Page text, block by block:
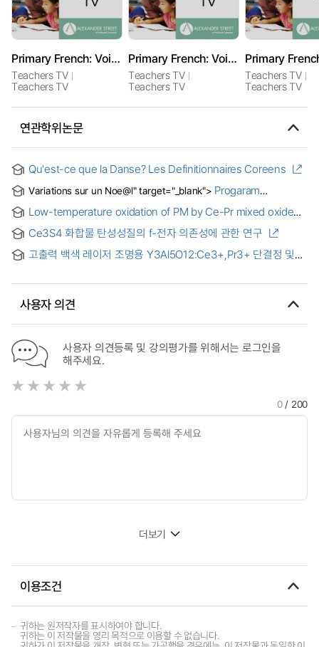
Primary French: Voici mon Ã©cole
Teachers TV
Teachers TV
Primary French: Voici ma ville
Teachers TV
Teachers TV
Teachers TV
Teachers TV
연관학위논문
Qu'est-ce que la Danse? Les Definitionnaires Coreens
Variations sur un Noe@l" target="_blank"> Progaram
and Fugue in F major, BWV540, F. Liszt Fantasie und Fuge
u@ber den Choral "Ad nos, salutarem undam", M. Dupre>
Variations sur un Noe@l
Low-temperature oxidation of PM by Ce-Pr mixed oxide
catalyst with fibrous morphology
Ce3S4 화합물 탄성성질의 f-전자 의존성에 관한 연구
고출력 백색 레이저 조명용 Y3Al5O12:Ce3+,Pr3+ 단결정 및
single crystal and the transparent ceramic for high-power
사용자 의견
사용자 의견등록 및 강의평가를 위해서는 로그인을
해주세요.
0/ 200
더보기
이용조건
귀하는 원저작자를 표시하여야 합니다.
귀하는 이 저작물을 영리 목적으로 이용할 수 없습니다.